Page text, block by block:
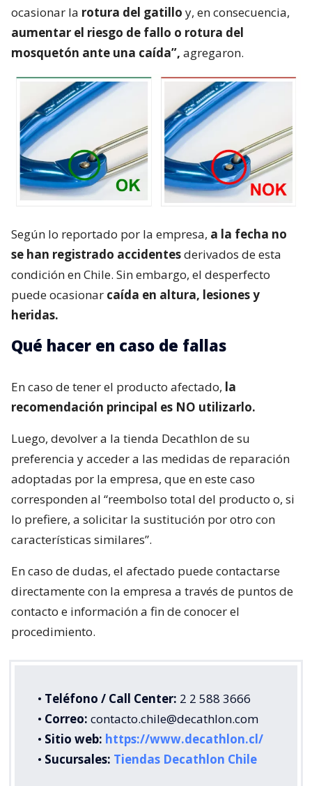
ocasionar la rotura del gatillo y, en consecuencia,
aumentar el riesgo de fallo o rotura del
mosquetón ante una caída”, agregaron.
Según lo reportado por la empresa, a la fecha no
se han registrado accidentesderivados de esta
condición en Chile. Sin embargo, el desperfecto
puede ocasionar caída en altura, lesiones y
heridas.
Qué hacer en caso de fallas
En caso de tener el producto afectado, la
recomendación principal es NO utilizarlo.
Luego, devolver a la tienda Decathlon de su
preferencia y acceder a las medidas de reparación
adoptadas por la empresa, que en este caso
corresponden al “reembolso total del producto o, si
lo prefiere, a solicitar la sustitución por otro con
características similares”.
En caso de dudas, el afectado puede contactarse
directamente con la empresa a través de puntos de
contacto e información a fin de conocer el
procedimiento.
• Teléfono / Call Center: 2 2 588 3666
• Correo: contacto.chile@decathlon.com
• Sitio web: https://www.decathlon.cl/
• Sucursales: Tiendas Decathlon Chile